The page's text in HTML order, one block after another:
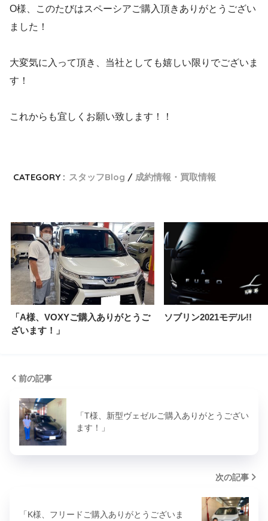
O様、このたびはスペーシアご購入頂きありがとうござい
ました！
大変気に入って頂き、当社としても嬉しい限りでございま
す！
これからも宜しくお願い致します！！
CATEGORY : スタッフBlog 成約情報・買取情報
「A様、VOXYご購入ありがとうご
ざいます！」
ソブリン2021モデル!!
前の記事
「T様、新型ヴェゼルご購入ありがとうござい
ます！」
次の記事
「K様、フリードご購入ありがとうございま